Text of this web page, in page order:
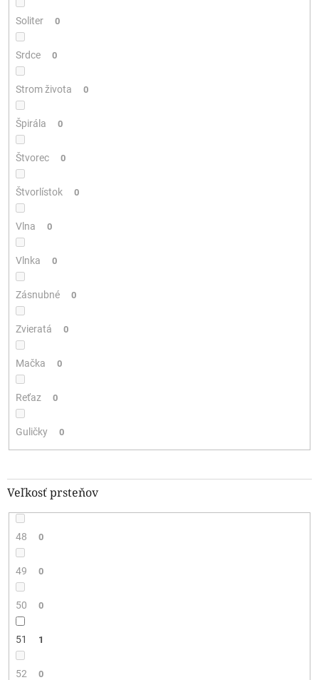
Soliter 0
Srdce 0
Strom života 0
Špirála 0
Štvorec 0
Štvorlístok 0
Vlna 0
Vlnka 0
Zásnubné 0
Zvieratá 0
Mačka 0
Reťaz 0
Guličky 0
Veľkosť prsteňov
48 0
49 0
50 0
51 1
52 0